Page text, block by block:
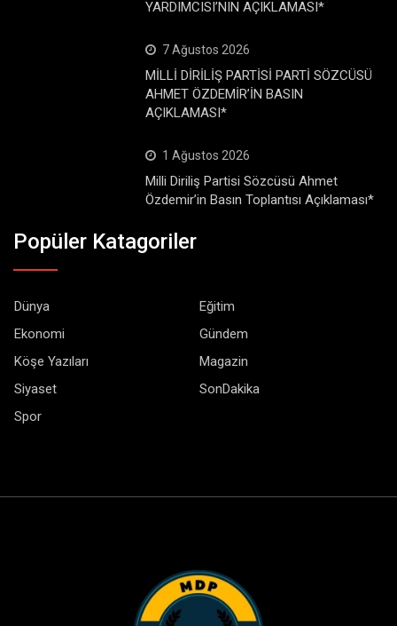
YARDIMCISI’NIN AÇIKLAMASI*
7 Ağustos 2026
MİLLİ DİRİLİŞ PARTİSİ PARTİ SÖZCÜSÜ
AHMET ÖZDEMİR’İN BASIN
AÇIKLAMASI*
1 Ağustos 2026
Milli Diriliş Partisi Sözcüsü Ahmet
Özdemir’in Basın Toplantısı Açıklaması*
Popüler Katagoriler
Dünya
Eğitim
Ekonomi
Gündem
Köşe Yazıları
Magazin
Siyaset
SonDakika
Spor